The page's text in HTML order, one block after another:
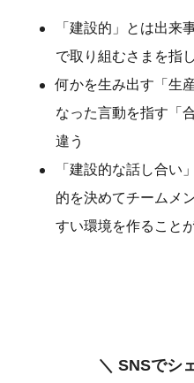
「建設的」とは出来
で取り組むさまを指
何かを生み出す「生
なった言動を指す「
違う
「建設的な話し合い
的を決めてチームメ
すい環境を作ること
＼ SNSでシ